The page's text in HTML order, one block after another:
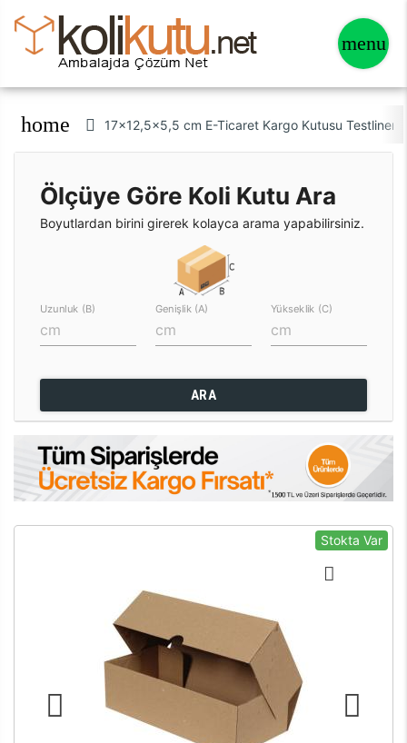
home 17x12,5x5,5 cm E-Ticaret Kargo Kutusu Testliner
Ölçüye Göre Koli Kutu Ara
Boyutlardan birini girerek kolayca arama yapabilirsiniz.
Uzunluk (B) Genişlik (A) Yükseklik (C)
ARA
Stokta Var